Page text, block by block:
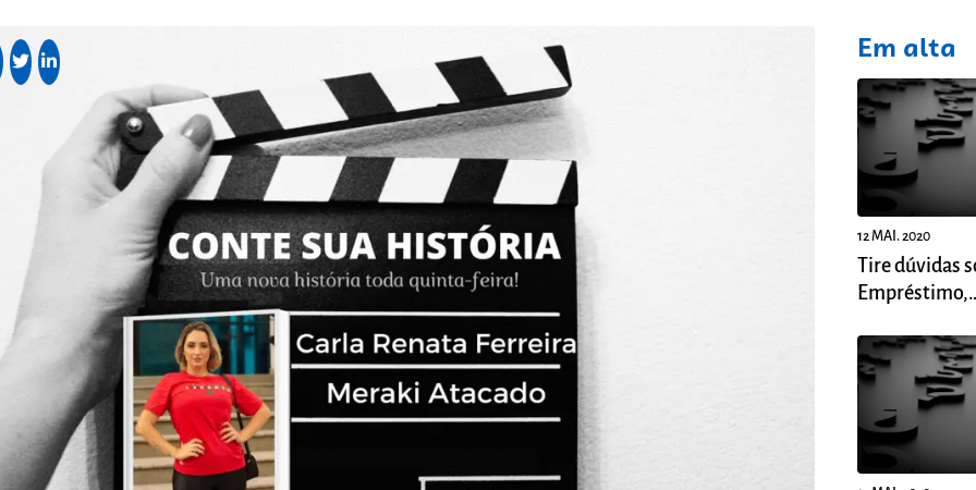
fixo
Em alta
12 MAI. 2020
Tire dúvidas
Empréstimo,
Fampe.